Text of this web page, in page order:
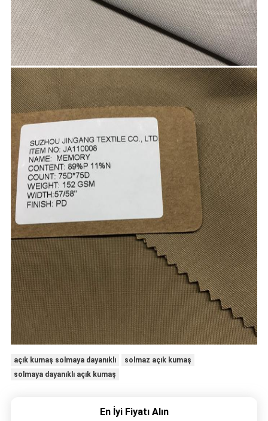
açık kumaş solmaya dayanıklı
solmaz açık kumaş
solmaya dayanıklı açık kumaş
En İyi Fiyatı Alın